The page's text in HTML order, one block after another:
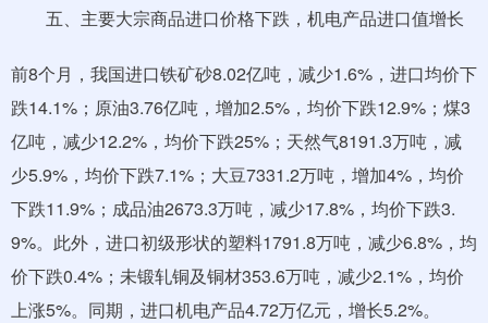
五、主要大宗商品进口价格下跌，机电产品进口值增长
前8个月，我国进口铁矿砂8.02亿吨，减少1.6%，进口均价下
跌14.1%；原油3.76亿吨，增加2.5%，均价下跌12.9%；煤3
亿吨，减少12.2%，均价下跌25%；天然气8191.3万吨，减
少5.9%，均价下跌7.1%；大豆7331.2万吨，增加4%，均价
下跌11.9%；成品油2673.3万吨，减少17.8%，均价下跌3.
9%。此外，进口初级形状的塑料1791.8万吨，减少6.8%，均
价下跌0.4%；未锻轧铜及铜材353.6万吨，减少2.1%，均价
上涨5%。同期，进口机电产品4.72万亿元，增长5.2%。